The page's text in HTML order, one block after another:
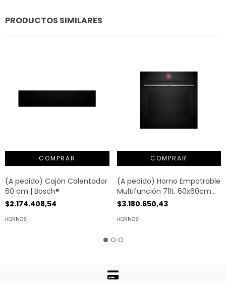
PRODUCTOS SIMILARES
(A pedido) Cajón Calentador
60 cm | Bosch®
$2.174.408,54
HORNOS
(A pedido) Horno Empotrable
Multifunción 71lt. 60x60cm
Negro | Bosch®
$3.180.650,43
HORNOS